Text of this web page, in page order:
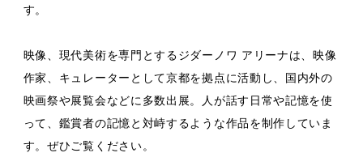
す。
映像、現代美術を専門とするジダーノワ アリーナは、映像
作家、キュレーターとして京都を拠点に活動し、国内外の
映画祭や展覧会などに多数出展。人が話す日常や記憶を使
って、鑑賞者の記憶と対峙するような作品を制作していま
す。ぜひご覧ください。